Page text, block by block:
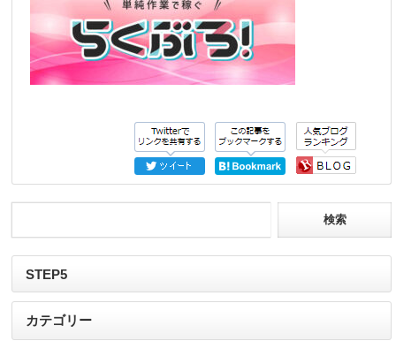
STEP5
カテゴリー